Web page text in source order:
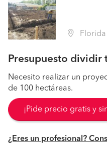
Florida
Presupuesto
Necesito realizar un
de 100 hectáreas.
¡Pide precio gratis y
¿Eres un profesional?